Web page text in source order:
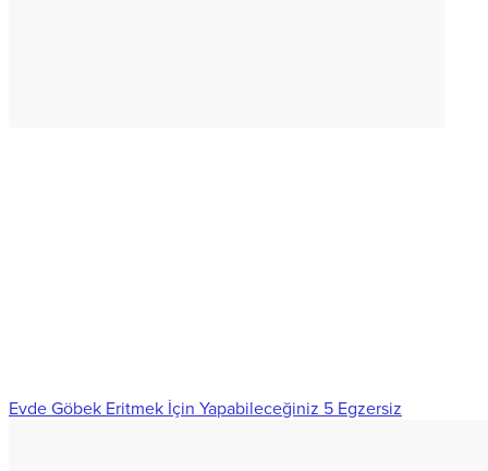
Evde Göbek Eritmek İçin Yapabileceğiniz 5 Egzersiz